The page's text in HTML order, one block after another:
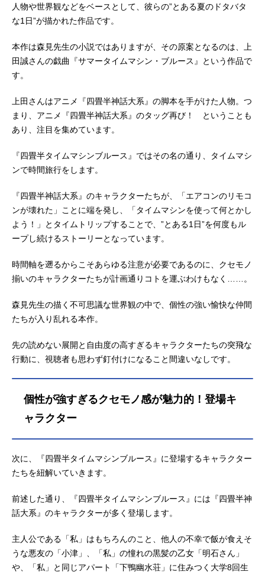
人物や世界観などをベースとして、彼らの”とある夏のドタバタ
な1日”が描かれた作品です。
本作は森見先生の小説ではありますが、その原案となるのは、上
田誠さんの戯曲『サマータイムマシン・ブルース』という作品で
す。
上田さんはアニメ『四畳半神話大系』の脚本を手がけた人物。つ
まり、アニメ『四畳半神話大系』のタッグ再び！ ということも
あり、注目を集めています。
『四畳半タイムマシンブルース』ではその名の通り、タイムマシ
ンで時間旅行をします。
『四畳半神話大系』のキャラクターたちが、「エアコンのリモコ
ンが壊れた」ことに端を発し、「タイムマシンを使って何とかし
よう！」とタイムトリップすることで、”とある1日”を何度もル
ープし続けるストーリーとなっています。
時間軸を遡るからこそあらゆる注意が必要であるのに、クセモノ
揃いのキャラクターたちが計画通りコトを運ぶわけもなく……。
森見先生の描く不可思議な世界観の中で、個性の強い愉快な仲間
たちが入り乱れる本作。
先の読めない展開と自由度の高すぎるキャラクターたちの突飛な
行動に、視聴者も思わず釘付けになること間違いなしです。
個性が強すぎるクセモノ感が魅力的！登場キ
ャラクター
次に、『四畳半タイムマシンブルース』に登場するキャラクター
たちを紐解いていきます。
前述した通り、『四畳半タイムマシンブルース』には『四畳半神
話大系』のキャラクターが多く登場します。
主人公である「私」はもちろんのこと、他人の不幸で飯が食えそ
うな悪友の「小津」、「私」の憧れの黒髪の乙女「明石さん」
や、「私」と同じアパート「下鴨幽水荘」に住みつく大学8回生